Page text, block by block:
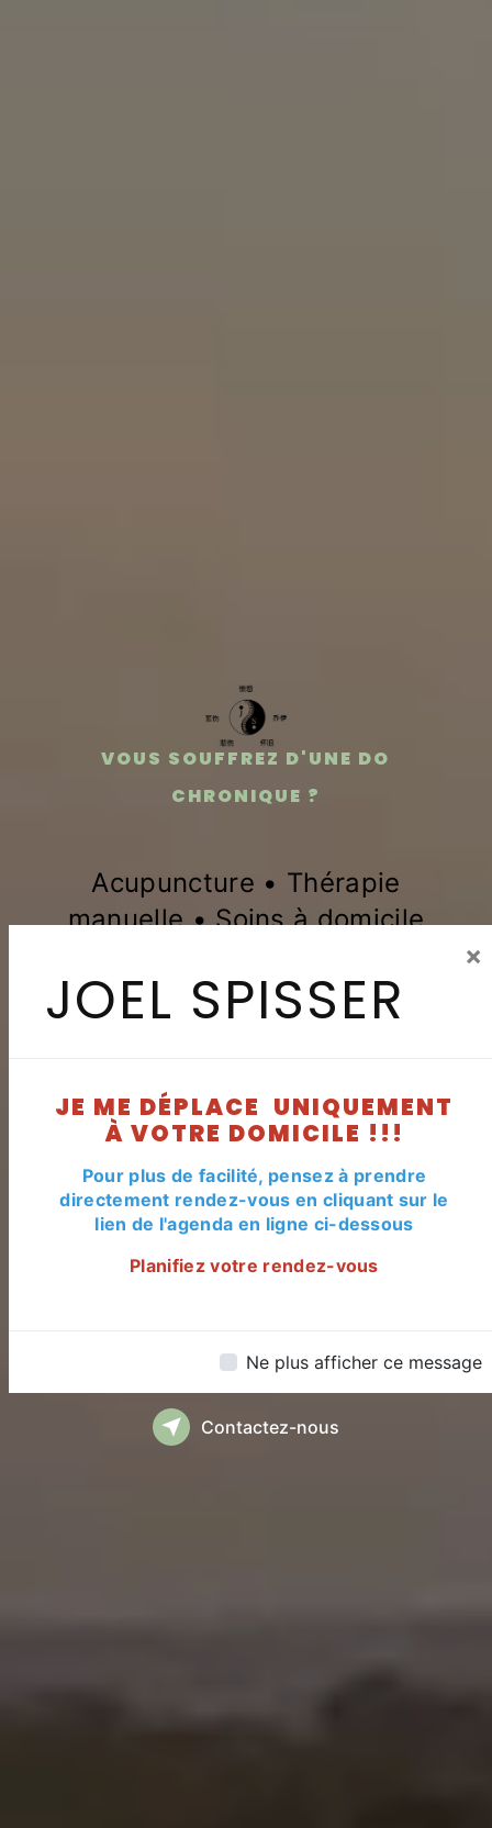
JOEL SPISSER
×
JE ME DÉPLACE UNIQUEMENT
À VOTRE DOMICILE !!!
Pour plus de facilité, pensez à prendre
directement rendez-vous en cliquant sur le
lien de l'agenda en ligne ci-dessous
Planifiez votre rendez-vous
Ne plus afficher ce message
VOUS SOUFFREZ D'UNE
CHRONIQUE ?
Acupuncture • Thérapie
manuelle • Soins à domicile
⭐⭐⭐⭐⭐ +90 avis Google
Intervention à domicile autour
PRENDRE
06 71 96 03 75
Contactez-nous